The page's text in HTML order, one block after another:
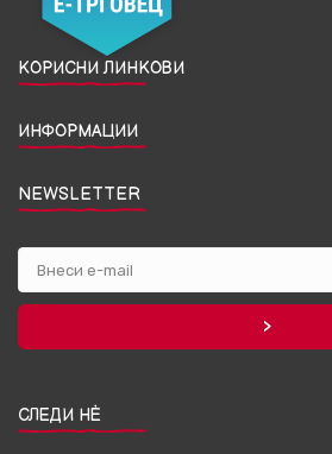
КОРИСНИ ЛИНКОВИ
ИНФОРМАЦИИ
NEWSLETTER
СЛЕДИ НЀ